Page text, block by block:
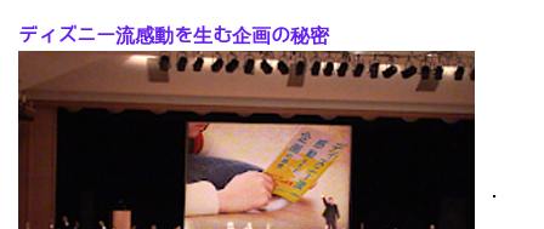
ディズニー流感動を生む企画の秘密
･